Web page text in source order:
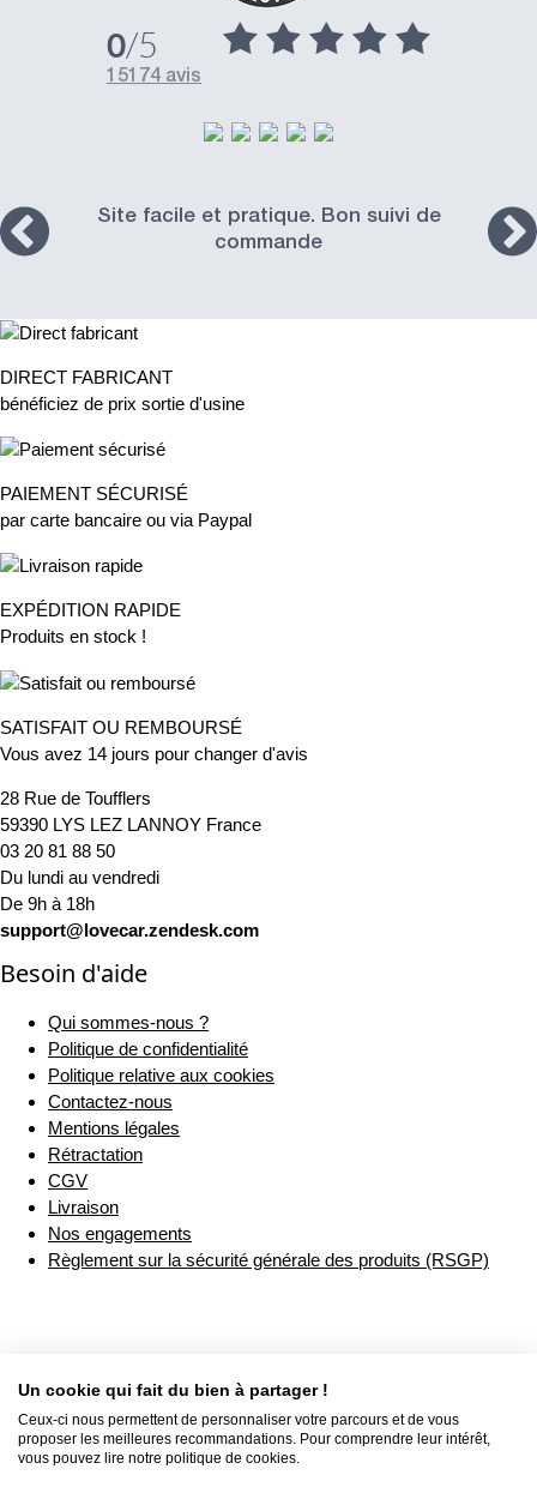
0/5
15174 avis
Site facile et pratique. Bon suivi de
commande
DIRECT FABRICANT
bénéficiez de prix sortie d'usine
PAIEMENT SÉCURISÉ
par carte bancaire ou via Paypal
EXPÉDITION RAPIDE
Produits en stock !
SATISFAIT OU REMBOURSÉ
Vous avez 14 jours pour changer d'avis
28 Rue de Toufflers
59390 LYS LEZ LANNOY France
03 20 81 88 50
Du lundi au vendredi
De 9h à 18h
support@lovecar.zendesk.com
Besoin d'aide
Qui sommes-nous ?
Politique de confidentialité
Politique relative aux cookies
Contactez-nous
Mentions légales
Rétractation
CGV
Livraison
Nos engagements
Règlement sur la sécurité générale des produits (RSGP)
Un cookie qui fait du bien à partager !
Ceux-ci nous permettent de personnaliser votre parcours et de vous
proposer les meilleures recommandations. Pour comprendre leur intérêt,
vous pouvez lire notre politique de cookies.